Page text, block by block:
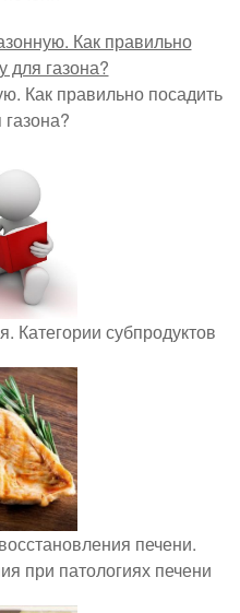
Как правильно посадить
Категории субпродуктов
печени.
при патологиях печени